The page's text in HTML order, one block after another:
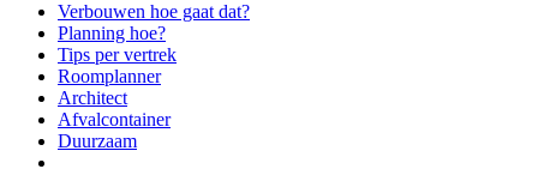
Verbouwen hoe gaat dat?
Planning hoe?
Tips per vertrek
Roomplanner
Architect
Afvalcontainer
Duurzaam